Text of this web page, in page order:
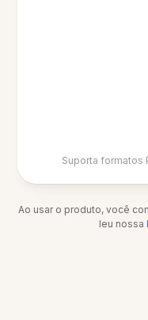
Suporta formatos
Ao usar o produto, você
leu nossa